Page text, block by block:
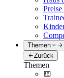
Themen
Zurück
Themen